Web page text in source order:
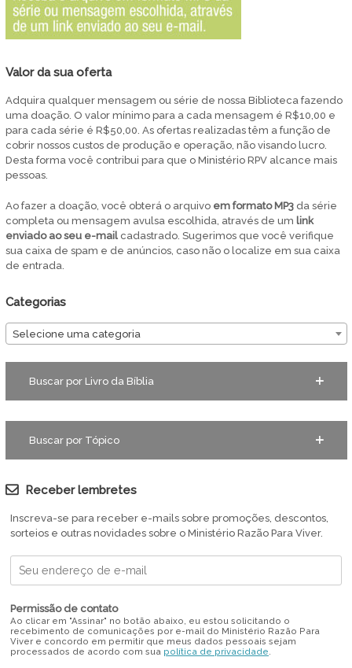
Valor da sua oferta
Adquira qualquer mensagem ou série de nossa Biblioteca fazendo
uma doação. O valor mínimo para a cada mensagem é R$10,00 e
para cada série é R$50,00. As ofertas realizadas têm a função de
cobrir nossos custos de produção e operação, não visando lucro.
Desta forma você contribui para que o Ministério RPV alcance mais
pessoas.
Ao fazer a doação, você obterá o arquivo em formato MP3da série
completa ou mensagem avulsa escolhida, através de um link
enviado ao seu e-mailcadastrado. Sugerimos que você verifique
sua caixa de spam e de anúncios, caso não o localize em sua caixa
de entrada.
Categorias
Selecione uma categoria
Buscar por Livro da Bíblia
Buscar por Tópico
Receber lembretes
Inscreva-se para receber e-mails sobre promoções, descontos,
sorteios e outras novidades sobre o Ministério Razão Para Viver.
Permissão de contato
Ao clicar em "Assinar" no botão abaixo, eu estou solicitando o
recebimento de comunicações por e-mail do Ministério Razão Para
Viver e concordo em permitir que meus dados pessoais sejam
processados de acordo com sua política de privacidade.